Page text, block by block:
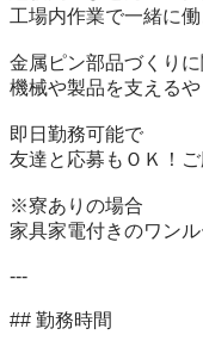
工場内作業で一緒に
金属ピン部品づくり
機械や製品を支える
即日勤務可能で
友達と応募もＯＫ！
※寮ありの場合
家具家電付きのワン
---
## 勤務時間